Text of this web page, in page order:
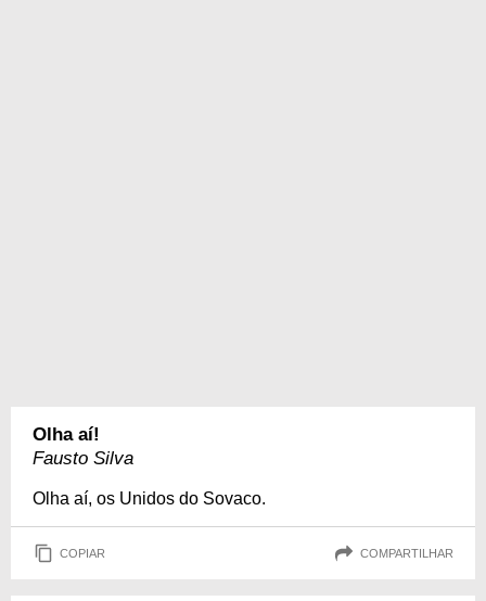
Olha aí!
Fausto Silva
Olha aí, os Unidos do Sovaco.
COPIAR COMPARTILHAR